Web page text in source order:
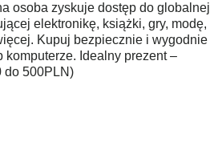
osoba zyskuje dostęp do globalnej
elektronikę, książki, gry, modę,
Kupuj bezpiecznie i wygodnie
komputerze. Idealny prezent –
do 500PLN)